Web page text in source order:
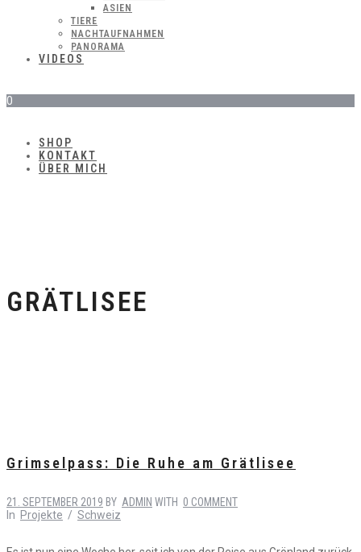
ASIEN
TIERE
NACHTAUFNAHMEN
PANORAMA
VIDEOS
0
SHOP
KONTAKT
ÜBER MICH
GRÄTLISEE
Grimselpass: Die Ruhe am Grätlisee
21. SEPTEMBER 2019 BY ADMIN WITH 0 COMMENT
In Projekte / Schweiz